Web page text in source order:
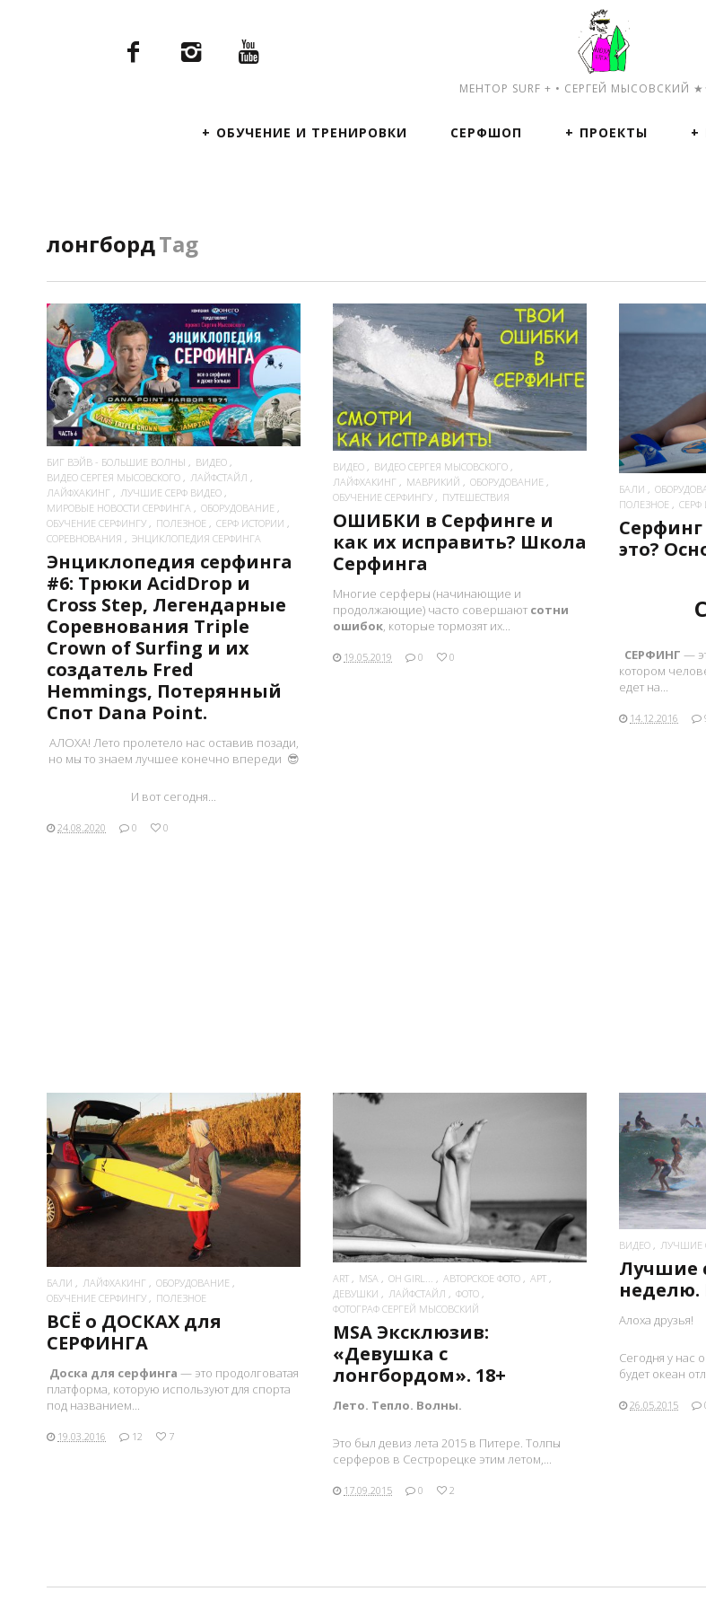
МЕНТОР SURF + • СЕРГЕЙ МЫСОВСКИЙ
ОБУЧЕНИЕ И ТРЕНИРОВКИ СЕРФШОП ПРОЕКТЫ
лонгбордTag
ПОСМОТРЕТЬ
БИГ ВЭЙВ - БОЛЬШИЕ ВОЛНЫ
ВИДЕО
ВИДЕО СЕРГЕЯ МЫСОВСКОГО
ЛАЙФСТАЙЛ
ЛАЙФХАКИНГ
ЛУЧШИЕ СЕРФ ВИДЕО
МИРОВЫЕ НОВОСТИ СЕРФИНГА
ОБОРУДОВАНИЕ
ОБУЧЕНИЕ СЕРФИНГУ
ПОЛЕЗНОЕ
СЕРФ ИСТОРИИ
СОРЕВНОВАНИЯ
ЭНЦИКЛОПЕДИЯ СЕРФИНГА
Энциклопедия серфинга
#6: Трюки AcidDrop и
Cross Step, Легендарные
Соревнования Triple
Crown of Surfing и их
создатель Fred
Hemmings, Потерянный
Cпот Dana Point.
АЛОХА! Лето пролетело нас оставив позади,
но мы то знаем лучшее конечно впереди 😎
И вот сегодня...
24.08.2020 0 0
ПОСМОТРЕТЬ
ВИДЕО
ВИДЕО СЕРГЕЯ МЫСОВСКОГО
ЛАЙФХАКИНГ
МАВРИКИЙ
ОБОРУДОВАНИЕ
ОБУЧЕНИЕ СЕРФИНГУ
ПУТЕШЕСТВИЯ
ОШИБКИ в Серфинге и
как их исправить? Школа
Серфинга
Многие серферы (начинающие и
продолжающие) часто совершают сотни
ошибок, которые тормозят их...
19.05.2019 0 0
БАЛИ
ПОЛЕЗНОЕ
СЕРФ
это?
СЕРФИНГ —
котором
едет на...
14.12.2016
ПОСМОТРЕТЬ
БАЛИ ЛАЙФХАКИНГ
ОБОРУДОВАНИЕ
ОБУЧЕНИЕ СЕРФИНГУ
ПОЛЕЗНОЕ
ВCЁ о ДОСКАХ для
СЕРФИНГА
Доска для серфинга — это продолговатая
платформа, которую используют для спорта
под названием...
19.03.2016 12 7
ПОСМОТРЕТЬ
ART MSA OH GIRL... АВТОРСКОЕ ФОТО
АРТ
ДЕВУШКИ
ЛАЙФСТАЙЛ
ФОТО
ФОТОГРАФ СЕРГЕЙ МЫСОВСКИЙ
MSA Эксклюзив:
«Девушка с
лонгбордом». 18+
Лето. Тепло. Волны.
Это был девиз лета 2015 в Питере. Толпы
серферов в Сестрорецке этим летом,...
17.09.2015 0 2
ВИДЕО ЛУЧШИЕ
Лучшие
неделю.
Алоха друзья!
Сегодня у нас
будет океан
26.05.2015